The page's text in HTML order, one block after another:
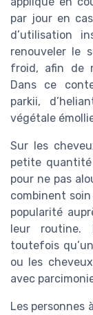
par jour en
d’utilisation
renouveler le
froid, afin de
Dans ce
parkii,
végétale
Sur les
petite
pour ne pas
combinent
popularité
leur routine.
toutefois
ou les
avec
Les personnes